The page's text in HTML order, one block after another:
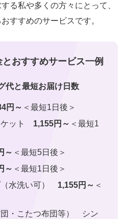
る私や多くの方々にとって、
すすめのサービスです。
おすすめサービス一例
代と最短お届け日数
円～ ＜最短1日後＞
ケット 1,155円～ ＜最短1
～ ＜最短5日後＞
～ ＜最短1日後＞
（水洗い可） 1,155円～ ＜
・こたつ布団等） シン